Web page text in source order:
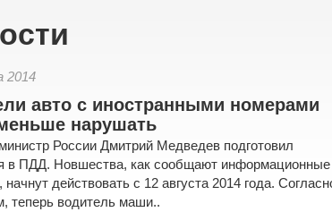
2014
авто с иностранными номерами
нарушать
России Дмитрий Медведев подготовил
в ПДД. Новшества, как сообщают информационные
начнут действовать с 12 августа 2014 года.
теперь водитель маши..